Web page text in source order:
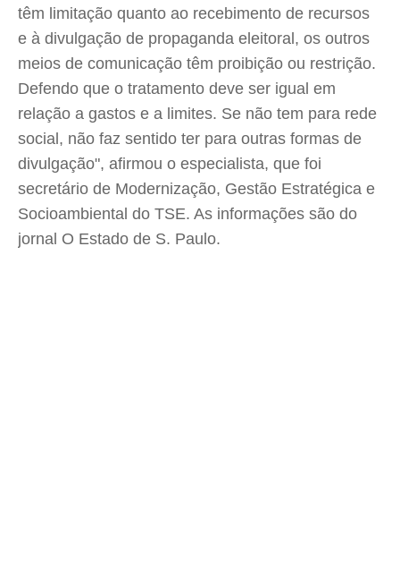
têm limitação quanto ao recebimento de recursos
e à divulgação de propaganda eleitoral, os outros
meios de comunicação têm proibição ou restrição.
Defendo que o tratamento deve ser igual em
relação a gastos e a limites. Se não tem para rede
social, não faz sentido ter para outras formas de
divulgação", afirmou o especialista, que foi
secretário de Modernização, Gestão Estratégica e
Socioambiental do TSE. As informações são do
jornal O Estado de S. Paulo.